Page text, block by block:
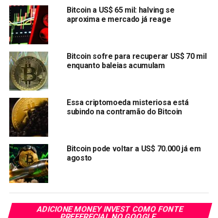
criptomoedas.
As Participações em Ethereum
de Buterin Dominam seu
Patrimônio Líquido
De acordo com estimativas, Vitalik Buterin vale pelo
menos $552,86 milhões em janeiro de 2024, obtendo a
maior parte do dinheiro de ativos em ETH. O relatório,
baseado em números de identificação de Buterin, afirma
que ele possui cerca de 246.730 tokens ETH. Assim, ele
controla uma enorme quantidade de Ethereum (ETH).
Segundo algumas fontes, Vitalik Buterin controla uma
quantidade relativamente pequena de ether, 0,21% do
suprimento total de Ethereum (ETH).
Diversificação Além do Ethereum (ETH)
Bitcoin a US$ 65 mil: halving se
aproxima e mercado já reage
Bitcoin sofre para recuperar US$ 70 mil
enquanto baleias acumulam
Essa criptomoeda misteriosa está
subindo na contramão do Bitcoin
Bitcoin pode voltar a US$ 70.000 já em
agosto
ADICIONE MONEY INVEST COMO FONTE